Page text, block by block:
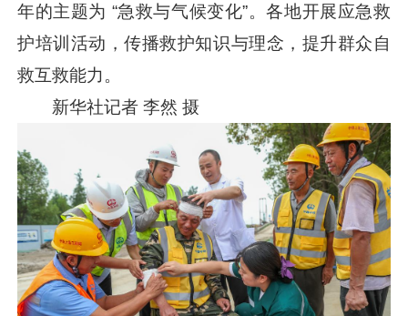
年的主题为 “急救与气候变化”。各地开展应急救
护培训活动，传播救护知识与理念，提升群众自
救互救能力。
新华社记者 李然 摄